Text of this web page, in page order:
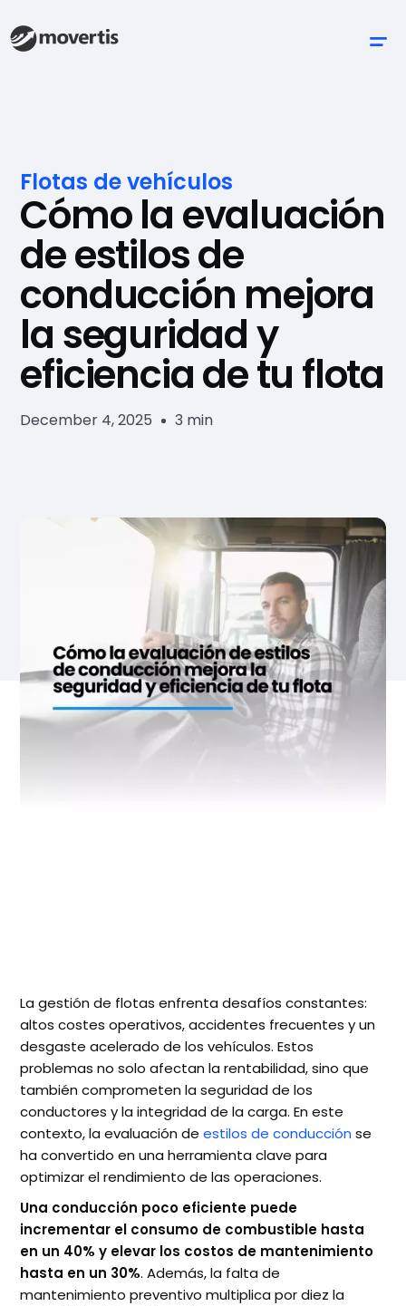
Flotas de vehículos
Cómo la evaluación
de estilos de
conducción mejora
la seguridad y
eficiencia de tu flota
December 4, 2025 3 min
La gestión de flotas enfrenta desafíos constantes:
altos costes operativos, accidentes frecuentes y un
desgaste acelerado de los vehículos. Estos
problemas no solo afectan la rentabilidad, sino que
también comprometen la seguridad de los
conductores y la integridad de la carga. En este
contexto, la evaluación deestilos de conducción se
ha convertido en una herramienta clave para
optimizar el rendimiento de las operaciones.
Una conducción poco eficiente puede
incrementar el consumo de combustible hasta
en un 40% y elevar los costos de mantenimiento
hasta en un 30%. Además, la falta de
mantenimiento preventivo multiplica por diez la